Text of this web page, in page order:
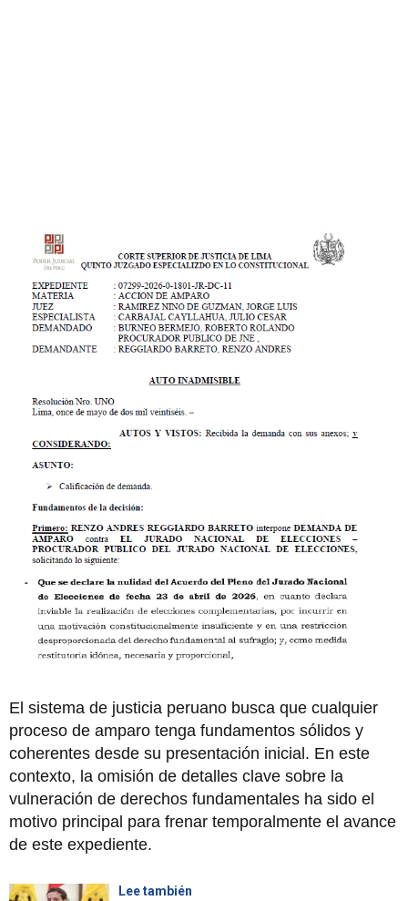
El sistema de justicia peruano busca que cualquier
proceso de amparo tenga fundamentos sólidos y
coherentes desde su presentación inicial. En este
contexto, la omisión de detalles clave sobre la
vulneración de derechos fundamentales ha sido el
motivo principal para frenar temporalmente el avance
de este expediente.
Lee también